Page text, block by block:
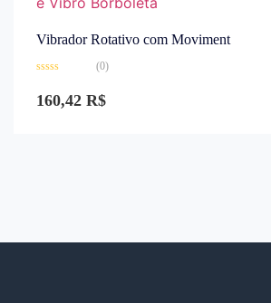
Vibrador Rotativo com Moviment
0
de
(0)
160,42 R$